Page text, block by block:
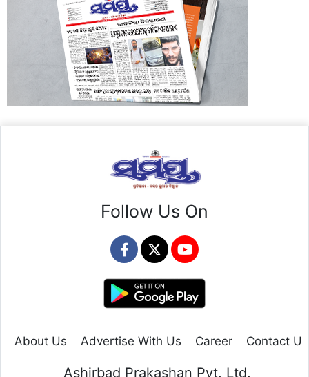
Follow Us On
About Us Advertise With Us Career Contact Us
Ashirbad Prakashan Pvt. Ltd.